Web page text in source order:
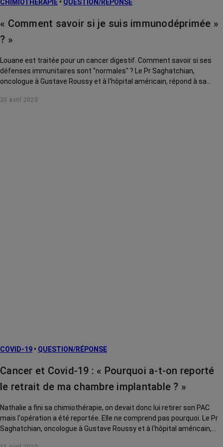
CHIMIOTHÉRAPIE • QUESTION/RÉPONSE
« Comment savoir si je suis immunodéprimée »
? »
Louane est traitée pour un cancer digestif. Comment savoir si ses
défenses immunitaires sont "normales" ? Le Pr Saghatchian,
oncologue à Gustave Roussy et à l'hôpital américain, répond à sa
20 avril 2020
COVID-19 • QUESTION/RÉPONSE
Cancer et Covid-19 : « Pourquoi a-t-on reporté
le retrait de ma chambre implantable ? »
Nathalie a fini sa chimiothérapie, on devait donc lui retirer son PAC
mais l'opération a été reportée. Elle ne comprend pas pourquoi. Le Pr
Saghatchian, oncologue à Gustave Roussy et à l'hôpital américain,